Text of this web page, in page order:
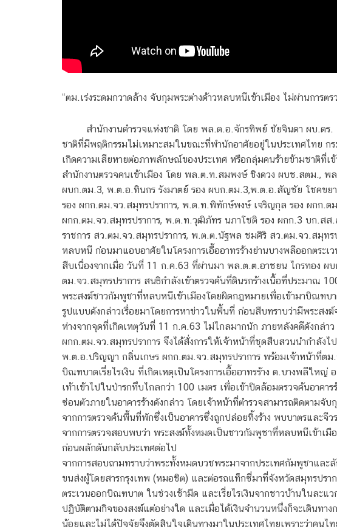
“ตม.เร่งระดมกวาดล้าง จับกุมพระต่างด้าวหลบหนีเข้าเมือง ไม่ผ่านการต
สำนักงานตำรวจแห่งชาติ โดย พล.ต.อ.จักรทิพย์ ชัยจินดา ผบ.ต
ชาติที่มีพฤติกรรมไม่เหมาะสมในขณะที่พำนักอาศัยอยู่ในประเทศไทย
เกิดความเสียหายต่อภาพลักษณ์ของประเทศ หรือกลุ่มคนร้ายข้ามชาติที่เ
สำนักงานตรวจคนเข้าเมือง โดย พล.ต.ท.สมพงษ์ ชิงดวง ผบช.สตม.,
ผบก.ตม.3, พ.ต.อ.ทินกร รังมาตย์ รอง ผบก.ตม.3,พ.ต.อ.สัญชัย โชคข
รอง ผกก.ตม.จว.สมุทรปราการ, พ.ต.ท.พิทักษ์พงษ์ เจริญกุล รอง ผกก.
ผกก.ตม.จว.สมุทรปราการ, พ.ต.ท.วุฒิภัทร นภาโชติ รอง ผกก.3 บก.ส
ราชการ สว.ตม.จว.สมุทรปราการ, พ.ต.ต.นัฐพล ชมศิริ สว.ตม.จว.สมุท
หลบหนี ก่อนมาแอบอาศัยในโครงการเอื้ออาทรร้างย่านบางพลีออกตระเ
สืบเนื่องจากเมื่อ วันที่ 11 ก.ค.63 ที่ผ่านมา พล.ต.ต.อาชยน ไกรทอง ผ
ตม.จว.สมุทรปราการ สนธิกำลังเข้าตรวจค้นที่ดินรกร้างเนื้อที่ประมาณ
พระสงฆ์ชาวกัมพูชาที่หลบหนีเข้าเมืองโดยผิดกฎหมายเพื่อเข้ามาบิณฑบ
รูปแบบดังกล่าวเรื่อยมาโดยการหาข่าวในพื้นที่ ก่อนสืบทราบว่ามีพระส
ห่างจากจุดที่เกิดเหตุวันที่ 11 ก.ค.63 ไม่ไกลมากนัก ภายหลังคดีดังก
ผกก.ตม.จว.สมุทรปราการ จึงได้สั่งการให้เจ้าหน้าที่ชุดสืบสวนนำกำลั
พ.ต.อ.ปริญญา กลิ่นเกษร ผกก.ตม.จว.สมุทรปราการ พร้อมเจ้าหน้าที่ตม
บิณฑบาตเรี่ยไรเงิน ที่เกิดเหตุเป็นโครงการเอื้ออาทรร้าง ต.บางพลีให
เท้าเข้าไปในป่ารกทึบไกลกว่า 100 เมตร เพื่อเข้าปิดล้อมตรวจค้นอาค
ซ่อนตัวภายในอาคารร้างดังกล่าว โดยเจ้าหน้าที่ตำรวจสามารถติดตามจับ
จากการตรวจค้นพื้นที่พักซึ่งเป็นอาคารซึ่งถูกปล่อยทิ้งร้าง พบบาตรและจี
จากการตรวจสอบพบว่า พระสงฆ์ทั้งหมดเป็นชาวกัมพูชาที่หลบหนีเข้าเมื
ก่อนผลักดันกลับประเทศต่อไป
จากการสอบถามทราบว่าพระทั้งหมดบวชพระมาจากประเทศกัมพูชาและ
ขนส่งผู้โดยสารกรุงเทพ (หมอชิต) และต่อรถแท็กซี่มาที่จังหวัดสมุทรปร
ตระเวนออกบิณฑบาต ในช่วงเช้ามืด และเรี่ยไรเงินจากชาวบ้านในล
ปฏิบัติตามกิจของสงฆ์แต่อย่างใด และเมื่อได้เงินจำนวนหนึ่งก็จะเดินท
น้อยและไม่ได้ปัจจัยจึงตัดสินใจเดินทางมาในประเทศไทยเพราะว่าคน